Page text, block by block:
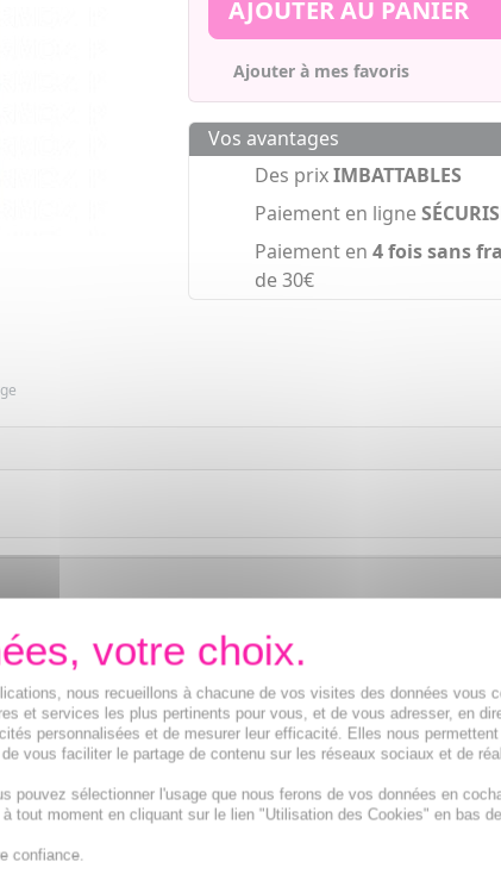
AJOUTER AU PANIER
Ajouter à mes favoris
Vos avantages
Des prixIMBATTABLES
Paiement en ligne
Paiement en 4 fois sans
de 30€
nous recueillons à chacune de vos visites des données vous
et services les plus pertinents pour vous, et de vous adresser, en
personnalisées et de mesurer leur efficacité. Elles nous
vous faciliter le partage de contenu sur les réseaux sociaux et de
pouvez sélectionner l'usage que nous ferons de vos données en
tout moment en cliquant sur le lien "Utilisation des Cookies" en bas
confiance.